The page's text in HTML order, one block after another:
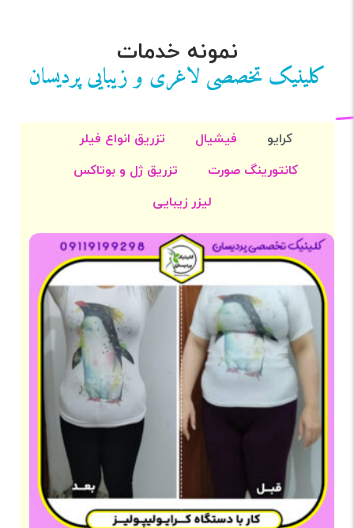
نمونه خدمات
کلینیک تخصصی لاغری و زیبایی پردیسان
کرایو فیشیال
تزریق انواع فیلر
کانتورینگ صورت
تزریق ژل و بوتاکس
لیزر زیبایی